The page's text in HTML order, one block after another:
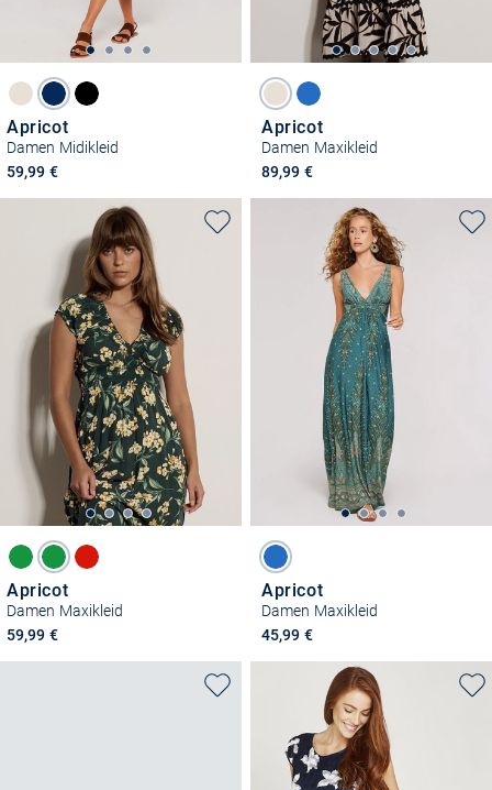
Apricot
Damen Midikleid
59,99 €
Apricot
Damen Maxikleid
89,99 €
Apricot
Damen Maxikleid
59,99 €
Apricot
Damen Maxikleid
45,99 €